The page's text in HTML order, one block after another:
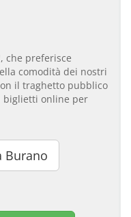
che preferisce
comodità dei nostri
il traghetto pubblico
biglietti online per
Burano